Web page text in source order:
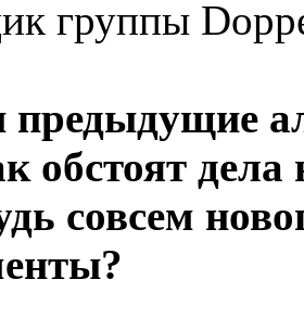
группы
обстоят
совсем